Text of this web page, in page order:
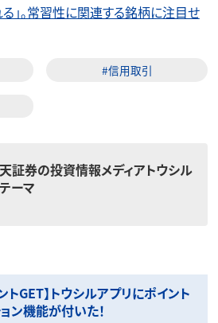
」。常習性に関連する銘柄に注目せ
#信用取引
証券の投資情報メディアトウシル
ーマ
トGET】トウシルアプリにポイント
ン機能が付いた！